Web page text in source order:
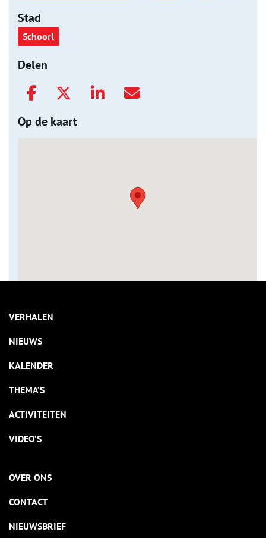
Stad
Schoorl
Delen
Op de kaart
VERHALEN
NIEUWS
KALENDER
THEMA’S
ACTIVITEITEN
VIDEO’S
OVER ONS
CONTACT
NIEUWSBRIEF